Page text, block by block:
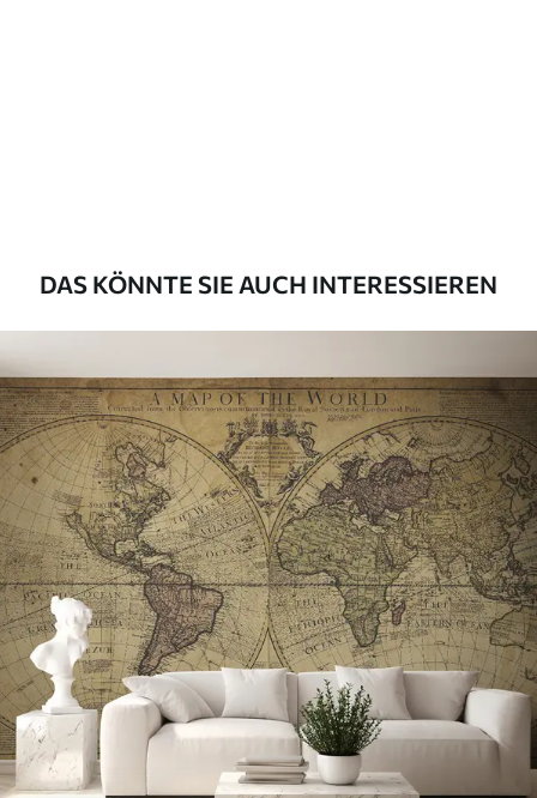
DAS KÖNNTE SIE AUCH INTERESSIEREN